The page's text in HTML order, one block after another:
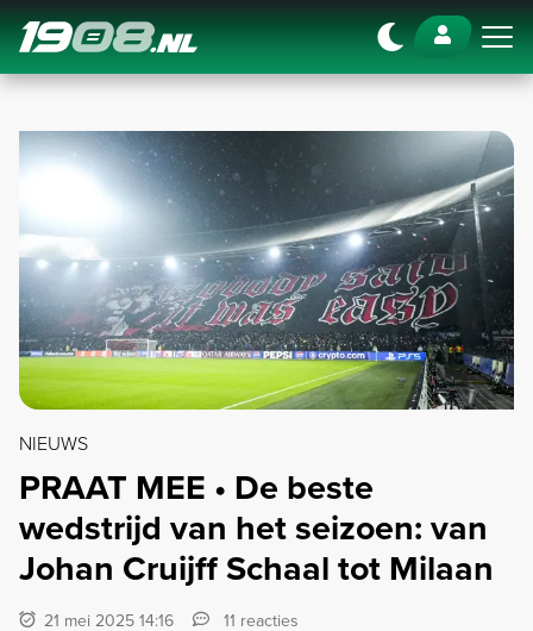
Navigation
NIEUWS
PRAAT MEE • De beste
wedstrijd van het seizoen: van
Johan Cruijff Schaal tot Milaan
21 mei 2025 14:16
11 reacties